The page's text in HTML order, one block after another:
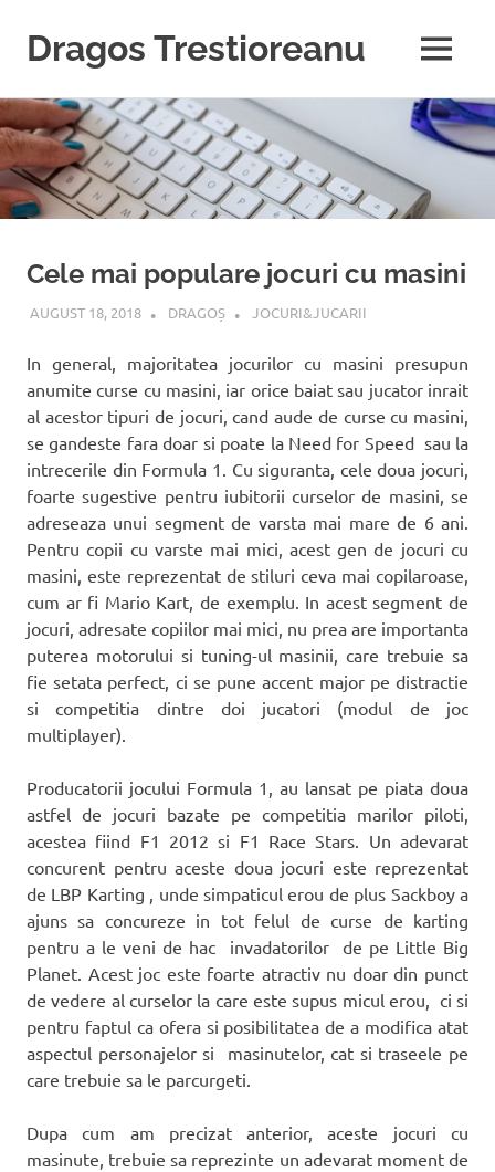
Sari
la
conținut
Dragos Trestioreanu
e
pasiunea
mea
MENU
Cele mai populare jocuri cu masini
AUGUST 18, 2018 DRAGOȘ JOCURI&JUCARII
In general, majoritatea jocurilor cu masini presupun
anumite curse cu masini, iar orice baiat sau jucator inrait
al acestor tipuri de jocuri, cand aude de curse cu masini,
se gandeste fara doar si poate la Need for Speed sau la
intrecerile din Formula 1. Cu siguranta, cele doua jocuri,
foarte sugestive pentru iubitorii curselor de masini, se
adreseaza unui segment de varsta mai mare de 6 ani.
Pentru copii cu varste mai mici, acest gen de jocuri cu
masini, este reprezentat de stiluri ceva mai copilaroase,
cum ar fi Mario Kart, de exemplu. In acest segment de
jocuri, adresate copiilor mai mici, nu prea are importanta
puterea motorului si tuning-ul masinii, care trebuie sa
fie setata perfect, ci se pune accent major pe distractie
si competitia dintre doi jucatori (modul de joc
multiplayer).
Producatorii jocului Formula 1, au lansat pe piata doua
astfel de jocuri bazate pe competitia marilor piloti,
acestea fiind F1 2012 si F1 Race Stars. Un adevarat
concurent pentru aceste doua jocuri este reprezentat
de LBP Karting , unde simpaticul erou de plus Sackboy a
ajuns sa concureze in tot felul de curse de karting
pentru a le veni de hac invadatorilor de pe Little Big
Planet. Acest joc este foarte atractiv nu doar din punct
de vedere al curselor la care este supus micul erou, ci si
pentru faptul ca ofera si posibilitatea de a modifica atat
aspectul personajelor si masinutelor, cat si traseele pe
care trebuie sa le parcurgeti.
Dupa cum am precizat anterior, aceste jocuri cu
masinute, trebuie sa reprezinte un adevarat moment de